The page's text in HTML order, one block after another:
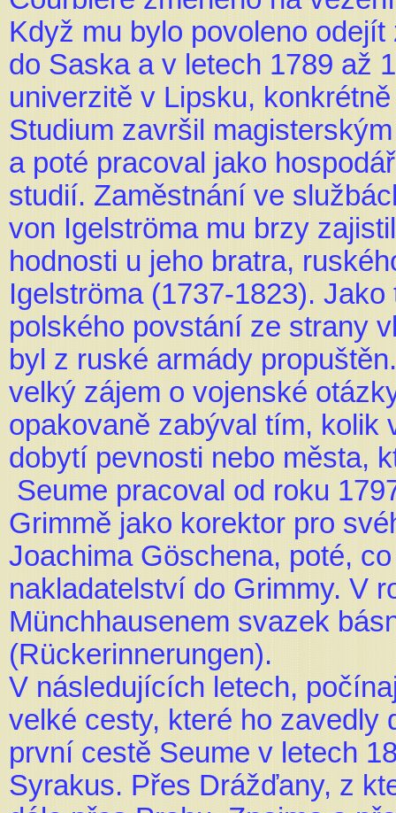
Když mu bylo povoleno
do Saska a v letech 1789 až
univerzitě v Lipsku,
Studium završil
a poté pracoval jako
studií. Zaměstnání ve
von Igelströma mu brzy
hodnosti u jeho bratra,
Igelströma (1737-1823).
polského povstání ze strany
byl z ruské armády
velký zájem o vojenské
opakovaně zabýval tím, kolik
dobytí pevnosti nebo města,
Seume pracoval od roku
Grimmě jako korektor pro
Joachima Göschena, poté,
nakladatelství do Grimmy. V
Münchhausenem svazek
(Rückerinnerungen).
V následujících letech,
velké cesty, které ho zavedly
první cestě Seume v letech
Syrakus. Přes Drážďany, z